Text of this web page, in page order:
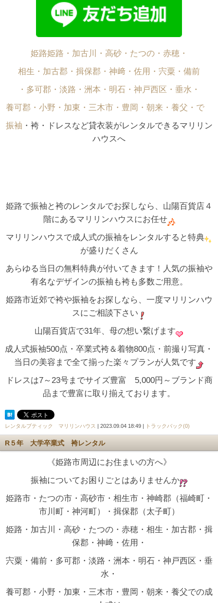
姫路姫路・加古川・高砂・たつの・赤穂・
相生・加古郡・揖保郡・神﨑・佐用・宍粟・備前
・多可郡・淡路・洲本・明石・神戸西区・垂水・
養可郡・小野・加東・三木市・豊岡・朝来・養父・で゙
振袖 ・袴・ドレスなど貸衣装がレンタルできるマリリン
ハウスへ
姫路で振袖と袴のレンタルでお探しなら、山陽百貨店４
階にあるマリリンハウスにお任せ
マリリンハウスで成人式の振袖をレンタルすると特典
が盛りだくさん
あらゆる当日の無料特典が付いてきます！人気の振袖や
有名なデザインの振袖も袴も多数ご用意。
姫路市近郊で袴や振袖をお探しなら、一度マリリンハウ
スにご相談下さい
山陽百貨店で31年、母の想い繋げます
成人式振袖500点・卒業式袴＆着物800点・前撮り写真・
当日の美容まで全て揃った楽々プランが人気です
ドレスは7～23号までサイズ豊富 5,000円～ブランド商
品まで豊富に取り揃えております。
レンタルブティック マリリンハウス | 2023.09.04 18:49 | トラックバック(0)
R５年 大学卒業式 袴レンタル
《姫路市周辺にお住まいの方へ》
振袖についてお困りごとはありませんか
姫路市・たつの市・高砂市・相生市・神崎郡（福崎町・
市川町・神河町）・揖保郡（太子町）
姫路・加古川・高砂・たつの・赤穂・相生・加古郡・揖
保郡・神﨑・佐用・
宍粟・備前・多可郡・淡路・洲本・明石・神戸西区・垂
水・
養可郡・小野・加東・三木市・豊岡・朝来・養父での成